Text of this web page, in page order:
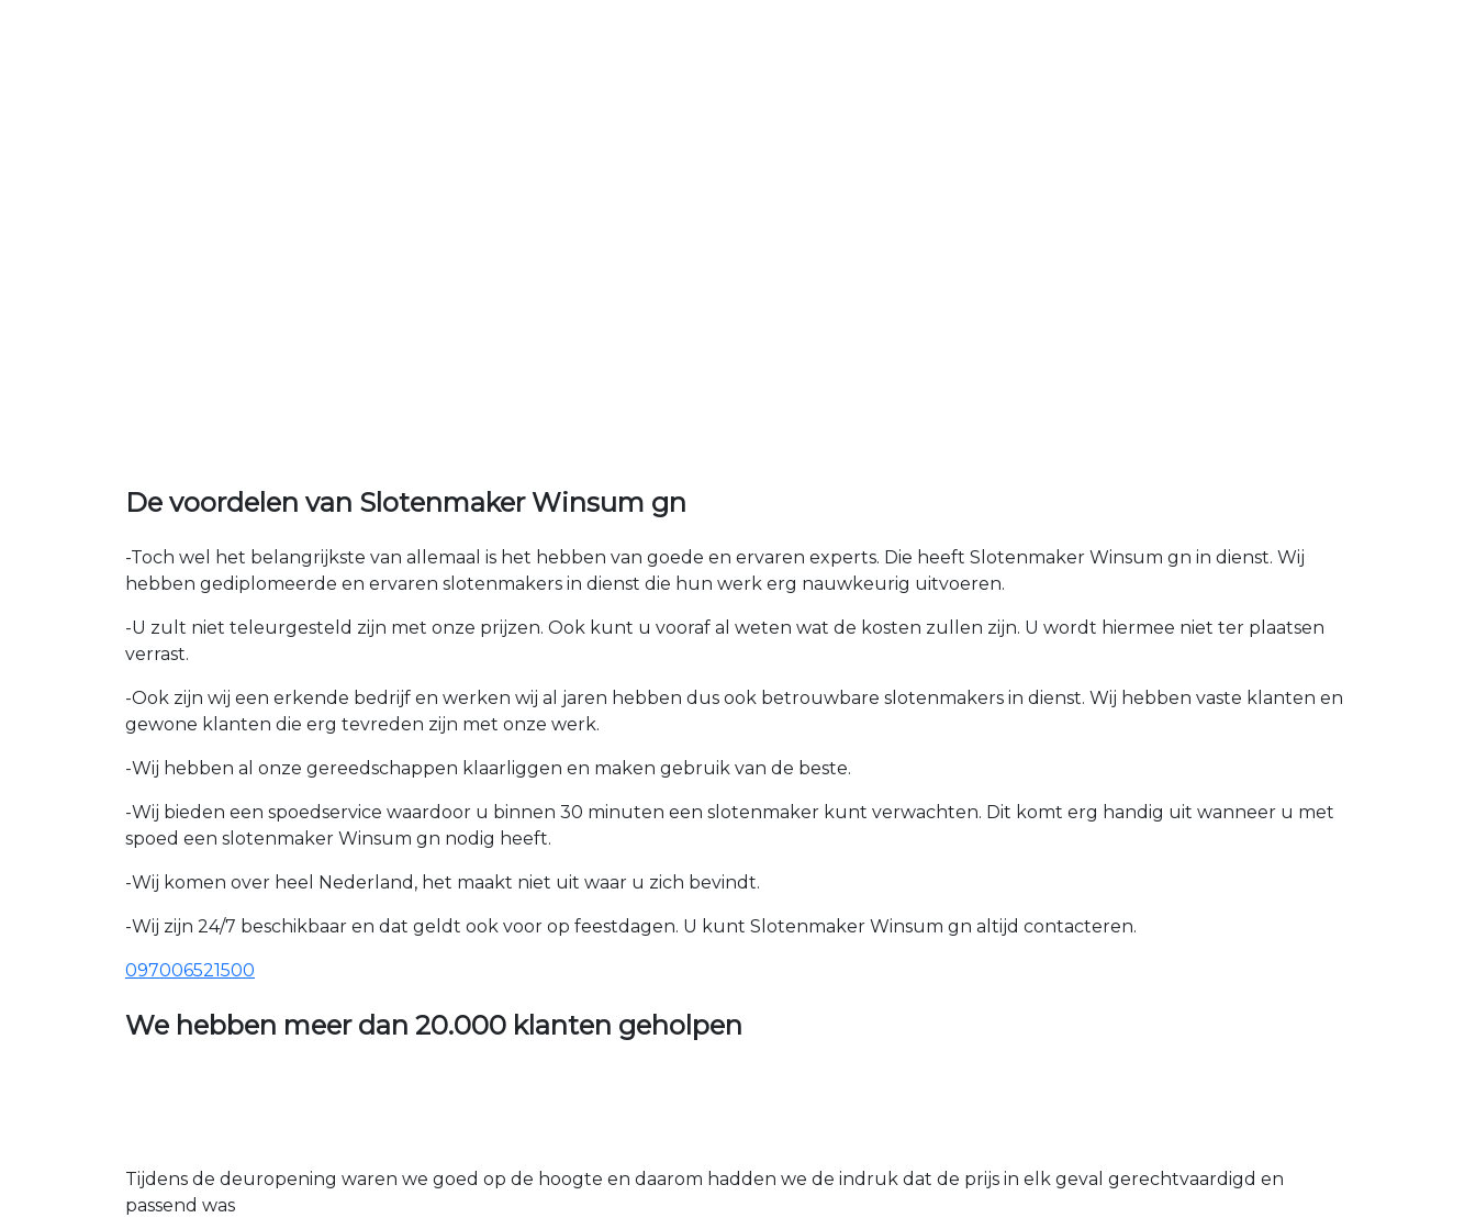
De voordelen van Slotenmaker Winsum gn
-Toch wel het belangrijkste van allemaal is het hebben van goede en ervaren experts. Die heeft Slotenmaker Winsum gn in dienst. Wij
hebben gediplomeerde en ervaren slotenmakers in dienst die hun werk erg nauwkeurig uitvoeren.
-U zult niet teleurgesteld zijn met onze prijzen. Ook kunt u vooraf al weten wat de kosten zullen zijn. U wordt hiermee niet ter plaatsen
verrast.
-Ook zijn wij een erkende bedrijf en werken wij al jaren hebben dus ook betrouwbare slotenmakers in dienst. Wij hebben vaste klanten en
gewone klanten die erg tevreden zijn met onze werk.
-Wij hebben al onze gereedschappen klaarliggen en maken gebruik van de beste.
-Wij bieden een spoedservice waardoor u binnen 30 minuten een slotenmaker kunt verwachten. Dit komt erg handig uit wanneer u met
spoed een slotenmaker Winsum gn nodig heeft.
-Wij komen over heel Nederland, het maakt niet uit waar u zich bevindt.
-Wij zijn 24/7 beschikbaar en dat geldt ook voor op feestdagen. U kunt Slotenmaker Winsum gn altijd contacteren.
097006521500
We hebben meer dan 20.000 klanten geholpen
Tijdens de deuropening waren we goed op de hoogte en daarom hadden we de indruk dat de prijs in elk geval gerechtvaardigd en
passend was